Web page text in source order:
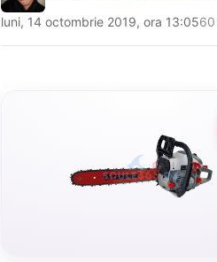
luni, 14 octombrie 2019, ora 13:05